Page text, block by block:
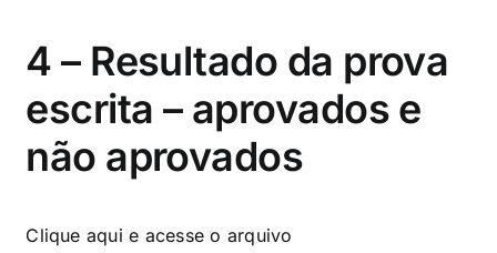
4 – Resultado da prova
escrita – aprovados e
não aprovados
Clique aqui e acesse o arquivo